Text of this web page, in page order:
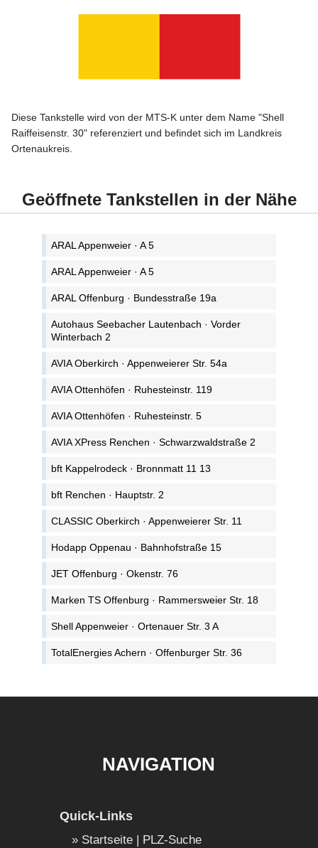
Diese Tankstelle wird von der MTS-K unter dem Name "Shell
Raiffeisenstr. 30" referenziert und befindet sich im Landkreis
Ortenaukreis.
Geöffnete Tankstellen in der Nähe
ARAL Appenweier · A 5
ARAL Appenweier · A 5
ARAL Offenburg · Bundesstraße 19a
Autohaus Seebacher Lautenbach · Vorder
Winterbach 2
AVIA Oberkirch · Appenweierer Str. 54a
AVIA Ottenhöfen · Ruhesteinstr. 119
AVIA Ottenhöfen · Ruhesteinstr. 5
AVIA XPress Renchen · Schwarzwaldstraße 2
bft Kappelrodeck · Bronnmatt 11 13
bft Renchen · Hauptstr. 2
CLASSIC Oberkirch · Appenweierer Str. 11
Hodapp Oppenau · Bahnhofstraße 15
JET Offenburg · Okenstr. 76
Marken TS Offenburg · Rammersweier Str. 18
Shell Appenweier · Ortenauer Str. 3 A
TotalEnergies Achern · Offenburger Str. 36
NAVIGATION
Quick-Links
Startseite | PLZ-Suche